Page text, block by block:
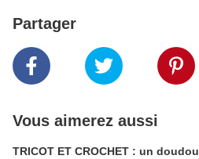
Partager
Vous aimerez aussi
TRICOT ET CROCHET : un doudou